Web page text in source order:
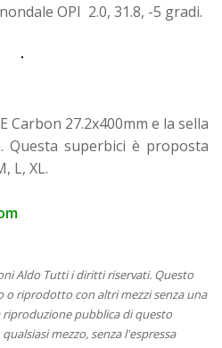
OPI 2.0, 31.8, -5 gradi.
Carbon 27.2x400mm e la sella
Questa superbici è proposta
L, XL.
Aldo Tutti i diritti riservati. Questo
o riprodotto con altri mezzi senza una
riproduzione pubblica di questo
mezzo, senza l'espressa